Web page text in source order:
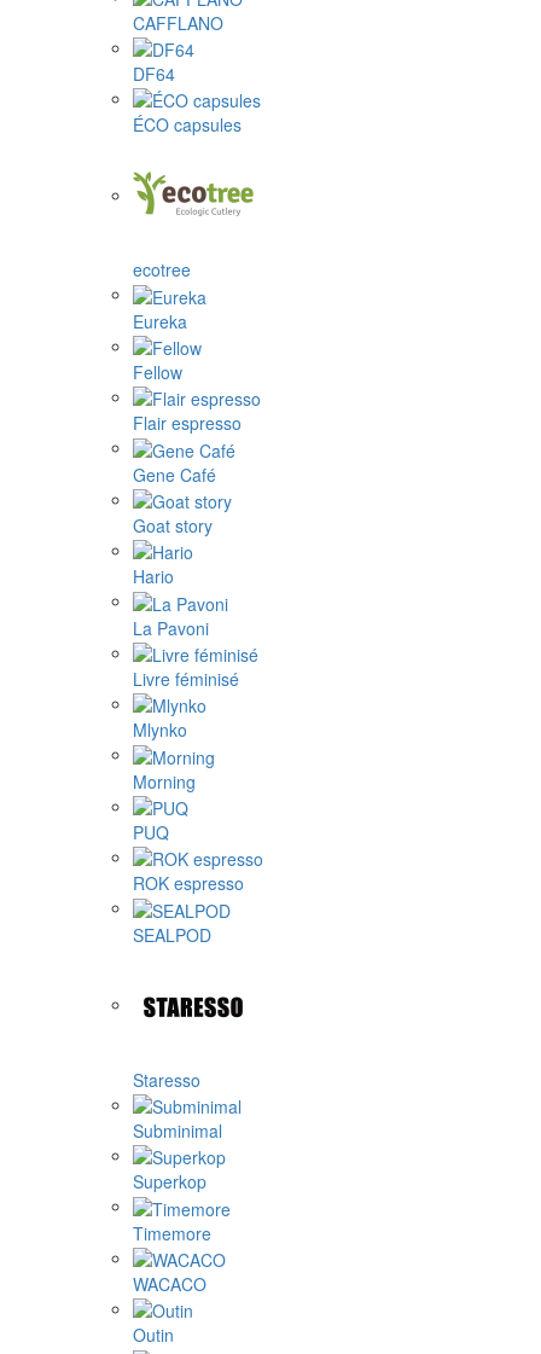
CAFFLANO
DF64
ÉCO capsules
ecotree
Eureka
Fellow
Flair espresso
Gene Café
Goat story
Hario
La Pavoni
Livre féminisé
Mlynko
Morning
PUQ
ROK espresso
SEALPOD
Staresso
Subminimal
Superkop
Timemore
WACACO
Outin